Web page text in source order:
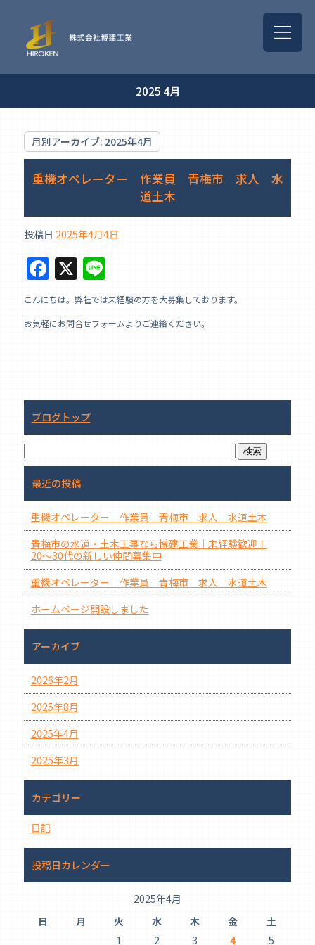
2025 4月
月別アーカイブ: 2025年4月
重機オペレーター 作業員 青梅市 求人 水
道土木
投稿日 2025年4月4日
F
a
c
e
o
k
X Li
n
e
こんにちは。弊社では未経験の方を大募集しております。
お気軽にお問合せフォームよりご連絡ください。
ブログトップ
最近の投稿
重機オペレーター 作業員 青梅市 求人 水道土木
青梅市の水道・土木工事なら博建工業｜未経験歓迎！
20〜30代の新しい仲間募集中
重機オペレーター 作業員 青梅市 求人 水道土木
ホームページ開設しました
アーカイブ
2026年2月
2025年8月
2025年4月
2025年3月
カテゴリー
日記
投稿日カレンダー
2025年4月
日
月 火 水 木 金
土
1
2 3 4 5